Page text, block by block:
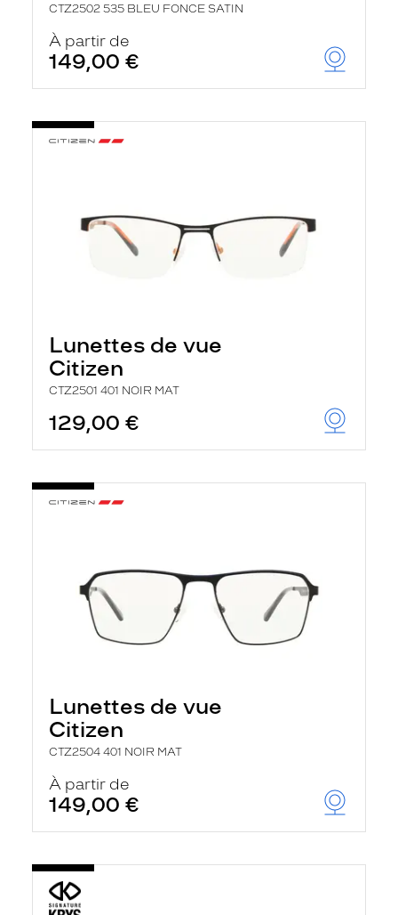
CTZ2502 535 BLEU FONCE SATIN
À partir de
149,00 €
Lunettes de vue
Citizen
CTZ2501 401 NOIR MAT
129,00 €
Lunettes de vue
Citizen
CTZ2504 401 NOIR MAT
À partir de
149,00 €